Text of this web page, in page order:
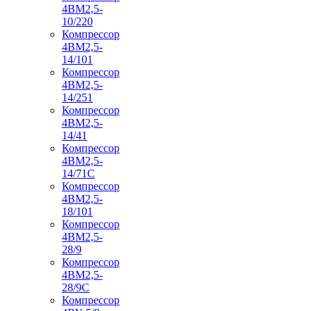
4ВМ2,5-
10/220
Компрессор
4ВМ2,5-
14/101
Компрессор
4ВМ2,5-
14/251
Компрессор
4ВМ2,5-
14/41
Компрессор
4ВМ2,5-
14/71C
Компрессор
4ВМ2,5-
18/101
Компрессор
4ВМ2,5-
28/9
Компрессор
4ВМ2,5-
28/9С
Компрессор